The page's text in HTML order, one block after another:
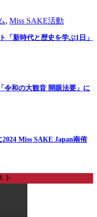
, Miss SAKE活動
「新時代と歴史を学ぶ1日」
令和の大観音 開眼法要」に
Miss SAKE Japan南侑
ト